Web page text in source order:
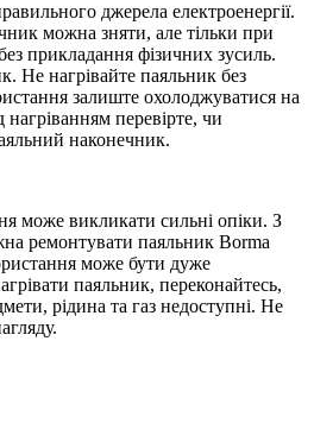
джерела електроенергії.
можна зняти, але тільки при
прикладання фізичних зусиль.
Не нагрівайте паяльник без
залиште охолоджуватися на
нагріванням перевірте, чи
наконечник.
може викликати сильні опіки. З
ремонтувати паяльник Borma
може бути дуже
паяльник, переконайтесь,
рідина та газ недоступні. Не